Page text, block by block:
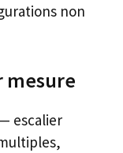
non
mesure
escalier